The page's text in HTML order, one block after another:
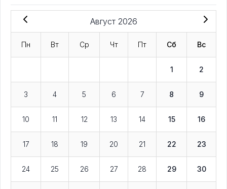
Август 2026
Пн Вт Ср Чт Пт Сб Вс
1 2
3 4 5 6 7 8 9
10 11 12 13 14 15 16
17 18 19 20 21 22 23
24 25 26 27 28 29 30